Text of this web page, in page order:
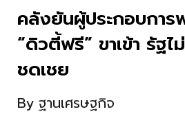
คลังยันผู้ประกอบการ
“ดิวตี้ฟรี” ขาเข้า รัฐ
ชดเชย
By ฐานเศรษฐกิจ